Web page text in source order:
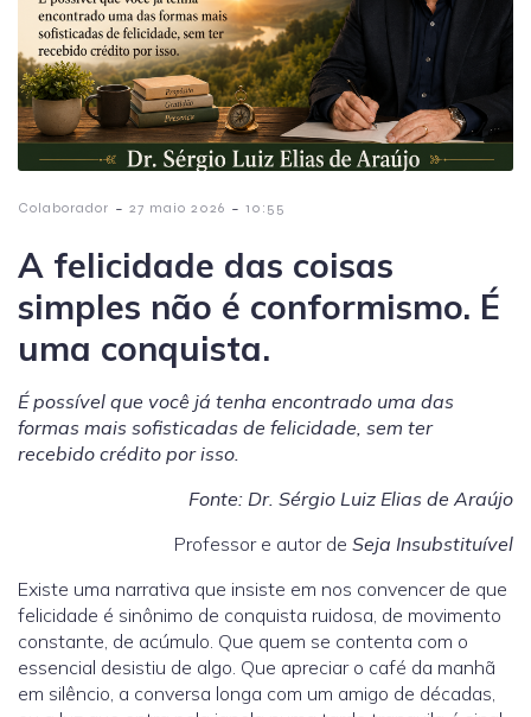
Colaborador - 27 maio 2026 - 10:55
A felicidade das coisas
simples não é conformismo. É
uma conquista.
É possível que você já tenha encontrado uma das
formas mais sofisticadas de felicidade, sem ter
recebido crédito por isso.
Fonte: Dr. Sérgio Luiz Elias de Araújo
Professor e autor de Seja Insubstituível
Existe uma narrativa que insiste em nos convencer de que
felicidade é sinônimo de conquista ruidosa, de movimento
constante, de acúmulo. Que quem se contenta com o
essencial desistiu de algo. Que apreciar o café da manhã
em silêncio, a conversa longa com um amigo de décadas,